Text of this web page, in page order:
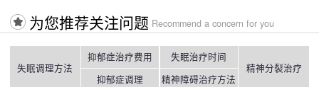
为您推荐关注问题 Recommend a concern for you
失眠调理方法
抑郁症治疗费用
抑郁症调理
失眠治疗时间
精神障碍治疗方法
精神分裂治疗